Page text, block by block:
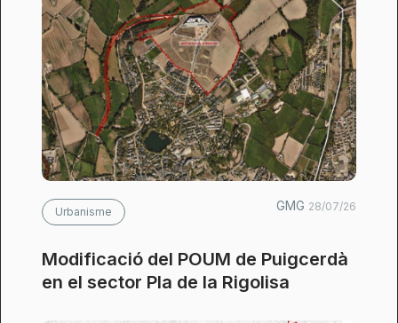
Urbanisme GMG 28/07/26
Modificació del POUM de Puigcerdà
en el sector Pla de la Rigolisa